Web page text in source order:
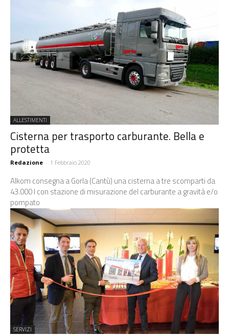
ALLESTIMENTI
Cisterna per trasporto carburante. Bella e
protetta
Redazione - 1 Febbraio 2020
Alkom consegna a Gorla (Cantù) una cisterna a tre scomparti da
43.000 l con stazione di misurazione del carburante a gravità e/o
pompato
SERVIZI